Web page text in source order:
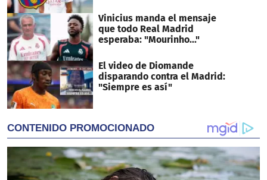
Vinicius manda el mensaje
que todo Real Madrid
esperaba: "Mourinho..."
El video de Diomande
disparando contra el Madrid:
"Siempre es así"